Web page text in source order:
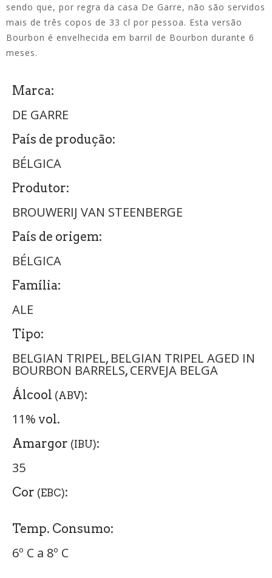
sendo que, por regra da casa De Garre, não são servidos
mais de três copos de 33 cl por pessoa. Esta versão
Bourbon é envelhecida em barril de Bourbon durante 6
meses.
Marca:
DE GARRE
País de produção:
BÉLGICA
Produtor:
BROUWERIJ VAN STEENBERGE
País de origem:
BÉLGICA
Família:
ALE
Tipo:
BELGIAN TRIPEL, BELGIAN TRIPEL AGED IN
BOURBON BARRELS, CERVEJA BELGA
Álcool (ABV):
11% vol.
Amargor (IBU):
35
Cor (EBC):
Temp. Consumo:
6º C a 8º C